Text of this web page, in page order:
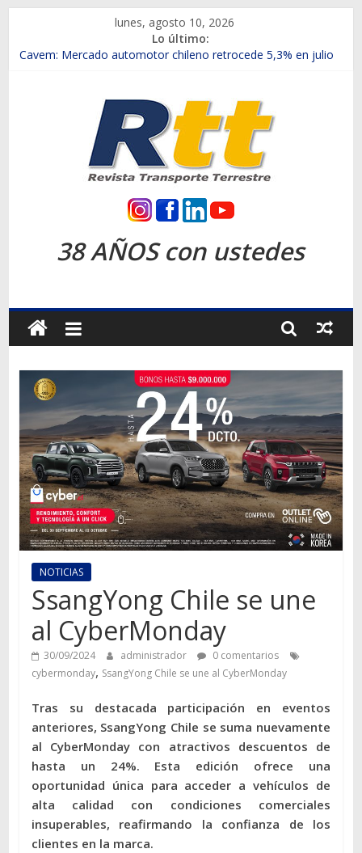
contenido
lunes, agosto 10, 2026
Lo último:
Chile es el primer mercado internacional en lanzar la nueva
Salfa suma vehículos electrificados de Chevrolet en el Biobío
Samex amplía su red con nuevas sucursales en Rancagua y
SINOTRUK Pick-ups presentó la recién estrenada Bolden en
la Expo Compras Públicas 2026
Revista
Transporte
Terrestre
Autos,
camiones,
motos,
información
del
mundo
del
transporte
38 AÑOS con ustedes
NOTICIAS
SsangYong Chile se une
al CyberMonday
30/09/2024 administrador
0 comentarios
cybermonday, SsangYong Chile se une al CyberMonday
Tras su destacada participación en eventos
anteriores, SsangYong Chile se suma nuevamente
al CyberMonday con atractivos descuentos de
hasta un 24%. Esta edición ofrece una
oportunidad única para acceder a vehículos de
alta calidad con condiciones comerciales
insuperables, reafirmando la confianza de los
clientes en la marca.